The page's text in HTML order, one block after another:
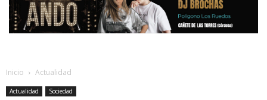
Inicio Actualidad
Actualidad Sociedad